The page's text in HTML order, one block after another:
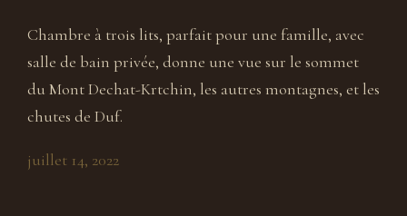
Chambre à trois lits, parfait pour une famille, avec
salle de bain privée, donne une vue sur le sommet
du Mont Dechat-Krtchin, les autres montagnes, et les
chutes de Duf.
juillet 14, 2022